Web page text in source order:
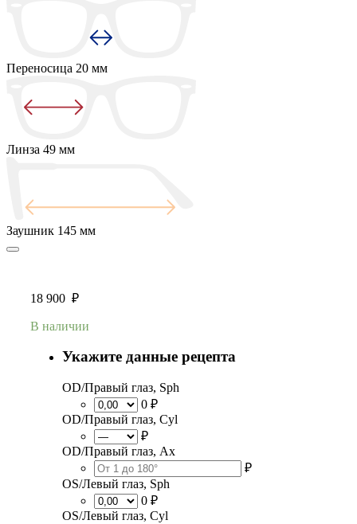
Переносица 20 мм
Линза 49 мм
Заушник 145 мм
18 900 ₽
В наличии
Укажите данные рецепта
OD/Правый глаз, Sph
0 ₽
OD/Правый глаз, Cyl
₽
OD/Правый глаз, Ax
₽
OS/Левый глаз, Sph
0 ₽
OS/Левый глаз, Cyl